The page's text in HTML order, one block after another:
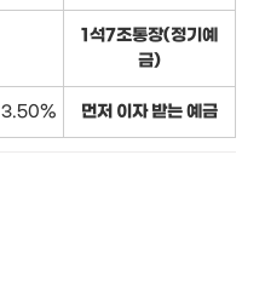
1석7조통장(정기예
금)
3.50% 먼저 이자 받는 예금